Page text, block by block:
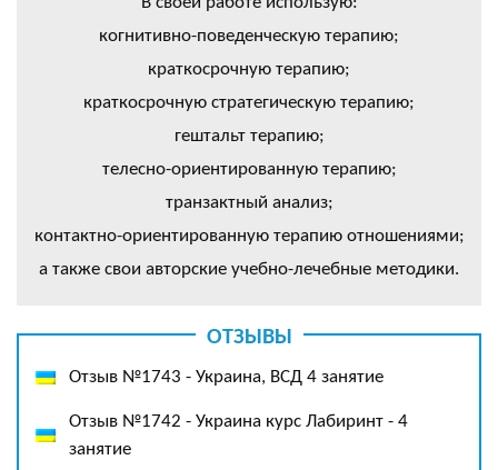
когнитивно-поведенческую терапию;
краткосрочную терапию;
краткосрочную стратегическую терапию;
гештальт терапию;
телесно-ориентированную терапию;
транзактный анализ;
контактно-ориентированную терапию отношениями;
а также свои авторские учебно-лечебные методики.
ОТЗЫВЫ
Отзыв №1743 - Украина, ВСД 4 занятие
Отзыв №1742 - Украина курс Лабиринт - 4
занятие